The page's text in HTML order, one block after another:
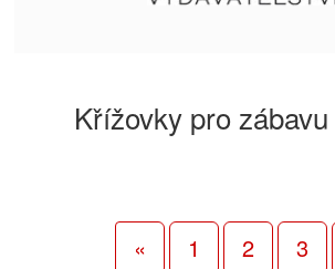
Křížovky pro
« 1 2 3